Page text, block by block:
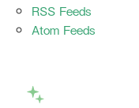
RSS Feeds
Atom Feeds